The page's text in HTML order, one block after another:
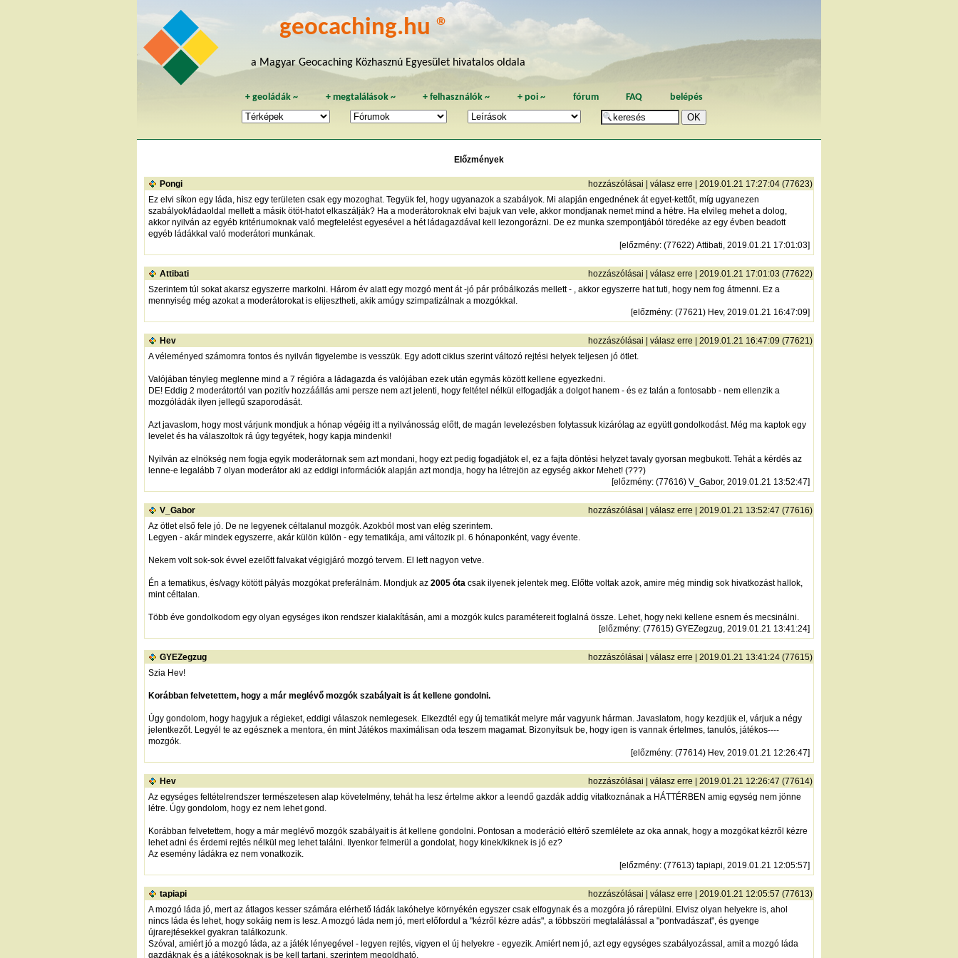
geocaching.hu ®
a Magyar Geocaching Közhasznú Egyesület hivatalos oldala
+geoládák ~ + megtalálások~ +felhasználók ~ + poi~ fórum FAQ belépés
Előzmények
Pongi hozzászólásai | válasz erre | 2019.01.21 17:27:04 (77623)
Ez elvi síkon egy láda, hisz egy területen csak egy mozoghat. Tegyük fel, hogy ugyanazok a szabályok. Mi alapján engednének át egyet-kettőt, míg ugyanezen
szabályok/ládaoldal mellett a másik ötöt-hatot elkaszálják? Ha a moderátoroknak elvi bajuk van vele, akkor mondjanak nemet mind a hétre. Ha elvileg mehet a dolog,
akkor nyilván az egyéb kritériumoknak való megfelelést egyesével a hét ládagazdával kell lezongorázni. De ez munka szempontjából töredéke az egy évben beadott
egyéb ládákkal való moderátori munkának.
[előzmény: (77622) Attibati, 2019.01.21 17:01:03]
Attibati hozzászólásai | válasz erre | 2019.01.21 17:01:03 (77622)
Szerintem túl sokat akarsz egyszerre markolni. Három év alatt egy mozgó ment át -jó pár próbálkozás mellett - , akkor egyszerre hat tuti, hogy nem fog átmenni. Ez a
mennyiség még azokat a moderátorokat is elijesztheti, akik amúgy szimpatizálnak a mozgókkal.
[előzmény: (77621) Hev, 2019.01.21 16:47:09]
Hev hozzászólásai | válasz erre | 2019.01.21 16:47:09 (77621)
A véleményed számomra fontos és nyilván figyelembe is vesszük. Egy adott ciklus szerint változó rejtési helyek teljesen jó ötlet.
Valójában tényleg meglenne mind a 7 régióra a ládagazda és valójában ezek után egymás között kellene egyezkedni.
DE! Eddig 2 moderátortól van pozitív hozzáállás ami persze nem azt jelenti, hogy feltétel nélkül elfogadják a dolgot hanem - és ez talán a fontosabb - nem ellenzik a
mozgóládák ilyen jellegű szaporodását.
Azt javaslom, hogy most várjunk mondjuk a hónap végéig itt a nyilvánosság előtt, de magán levelezésben folytassuk kizárólag az együtt gondolkodást. Még ma kaptok egy
levelet és ha válaszoltok rá úgy tegyétek, hogy kapja mindenki!
Nyilván az elnökség nem fogja egyik moderátornak sem azt mondani, hogy ezt pedig fogadjátok el, ez a fajta döntési helyzet tavaly gyorsan megbukott. Tehát a kérdés az
lenne-e legalább 7 olyan moderátor aki az eddigi információk alapján azt mondja, hogy ha létrejön az egység akkor Mehet! (???)
[előzmény: (77616) V_Gabor, 2019.01.21 13:52:47]
V_Gabor hozzászólásai | válasz erre | 2019.01.21 13:52:47 (77616)
Az ötlet első fele jó. De ne legyenek céltalanul mozgók. Azokból most van elég szerintem.
Legyen - akár mindek egyszerre, akár külön külön - egy tematikája, ami változik pl. 6 hónaponként, vagy évente.
Nekem volt sok-sok évvel ezelőtt falvakat végigjáró mozgó tervem. El lett nagyon vetve.
Én a tematikus, és/vagy kötött pályás mozgókat preferálnám. Mondjuk az 2005 óta csak ilyenek jelentek meg. Előtte voltak azok, amire még mindig sok hivatkozást hallok,
mint céltalan.
Több éve gondolkodom egy olyan egységes ikon rendszer kialakításán, ami a mozgók kulcs paramétereit foglalná össze. Lehet, hogy neki kellene esnem és mecsinálni.
[előzmény: (77615) GYEZegzug, 2019.01.21 13:41:24]
GYEZegzug hozzászólásai | válasz erre | 2019.01.21 13:41:24 (77615)
Szia Hev!
Korábban felvetettem, hogy a már meglévő mozgók szabályait is át kellene gondolni.
Úgy gondolom, hogy hagyjuk a régieket, eddigi válaszok nemlegesek. Elkezdtél egy új tematikát melyre már vagyunk hárman. Javaslatom, hogy kezdjük el, várjuk a négy
jelentkezőt. Legyél te az egésznek a mentora, én mint Játékos maximálisan oda teszem magamat. Bizonyítsuk be, hogy igen is vannak értelmes, tanulós, játékos----
mozgók.
[előzmény: (77614) Hev, 2019.01.21 12:26:47]
Hev hozzászólásai | válasz erre | 2019.01.21 12:26:47 (77614)
Az egységes feltételrendszer természetesen alap követelmény, tehát ha lesz értelme akkor a leendő gazdák addig vitatkoznának a HÁTTÉRBEN amig egység nem jönne
létre. Úgy gondolom, hogy ez nem lehet gond.
Korábban felvetettem, hogy a már meglévő mozgók szabályait is át kellene gondolni. Pontosan a moderáció eltérő szemlélete az oka annak, hogy a mozgókat kézről kézre
lehet adni és érdemi rejtés nélkül meg lehet találni. Ilyenkor felmerül a gondolat, hogy kinek/kiknek is jó ez?
Az esemény ládákra ez nem vonatkozik.
[előzmény: (77613) tapiapi, 2019.01.21 12:05:57]
tapiapi hozzászólásai | válasz erre | 2019.01.21 12:05:57 (77613)
A mozgó láda jó, mert az átlagos kesser számára elérhető ládák lakóhelye környékén egyszer csak elfogynak és a mozgóra jó rárepülni. Elvisz olyan helyekre is, ahol
nincs láda és lehet, hogy sokáig nem is lesz. A mozgó láda nem jó, mert előfordul a "kézről kézre adás", a többszöri megtalálással a "pontvadászat", és gyenge
újrarejtésekkel gyakran találkozunk.
Szóval, amiért jó a mozgó láda, az a játék lényegével - legyen rejtés, vigyen el új helyekre - egyezik. Amiért nem jó, azt egy egységes szabályozással, amit a mozgó láda
gazdáknak és a játékosoknak is be kell tartani, szerintem megoldható.